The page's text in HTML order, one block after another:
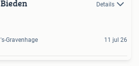
Bieden Details
's-Gravenhage 11 jul 26